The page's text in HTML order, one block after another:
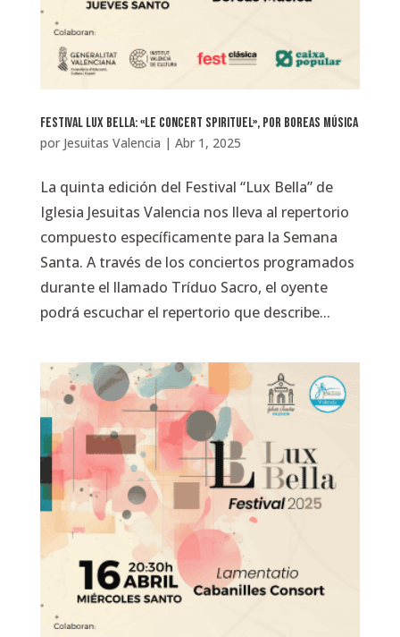
Festival Lux Bella: «Le Concert Spirituel», por Boreas Música
por Jesuitas Valencia | Abr 1, 2025
La quinta edición del Festival “Lux Bella” de
Iglesia Jesuitas Valencia nos lleva al repertorio
compuesto específicamente para la Semana
Santa. A través de los conciertos programados
durante el llamado Tríduo Sacro, el oyente
podrá escuchar el repertorio que describe...